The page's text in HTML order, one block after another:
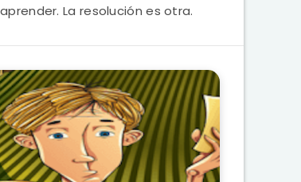
La resolución es otra.